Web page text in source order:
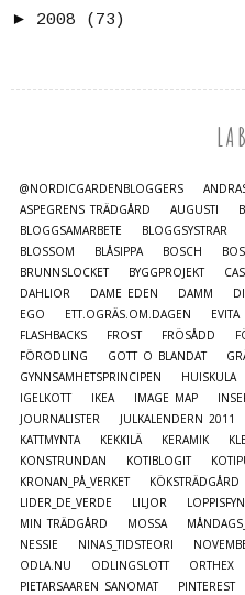
► 2008 (73)
@NORDICGARDENBLOGGERS
ASPEGRENS TRÄDGÅRD
AUGUSTI
BLOGGSAMARBETE
BLOGGSYSTRAR
BLOSSOM
BLÅSIPPA BOSCH
BRUNNSLOCKET
BYGGPROJEKT
DAHLIOR
DAME EDEN DAMM
EGO
ETT.OGRÄS.OM.DAGEN EVITA
FLASHBACKS
FROST FRÖSÅDD
FÖRODLING
GOTT O BLANDAT
GYNNSAMHETSPRINCIPEN
HUISKULA
IGELKOTT
IKEA IMAGE MAP
JOURNALISTER
JULKALENDERN 2011
KATTMYNTA
KEKKILÄ KERAMIK
KONSTRUNDAN
KOTIBLOGIT
KRONAN_PÅ_VERKET
KÖKSTRÄDGÅRD
LIDER_DE_VERDE
LILJOR
MIN TRÄDGÅRD
MOSSA
NESSIE
NINAS_TIDSTEORI
ODLA.NU
ODLINGSLOTT ORTHEX
PIETARSAAREN SANOMAT
PINTEREST